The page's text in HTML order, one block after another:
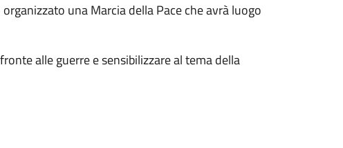
una Marcia della Pace che avrà luogo
alle guerre e sensibilizzare al tema della